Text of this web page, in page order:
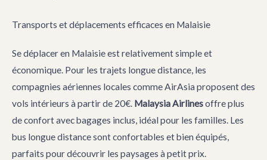
Transports et déplacements efficaces en Malaisie
Se déplacer en Malaisie est relativement simple et
économique. Pour les trajets longue distance, les
compagnies aériennes locales comme AirAsia proposent des
vols intérieurs à partir de 20€. Malaysia Airlinesoffre plus
de confort avec bagages inclus, idéal pour les familles. Les
bus longue distance sont confortables et bien équipés,
parfaits pour découvrir les paysages à petit prix.